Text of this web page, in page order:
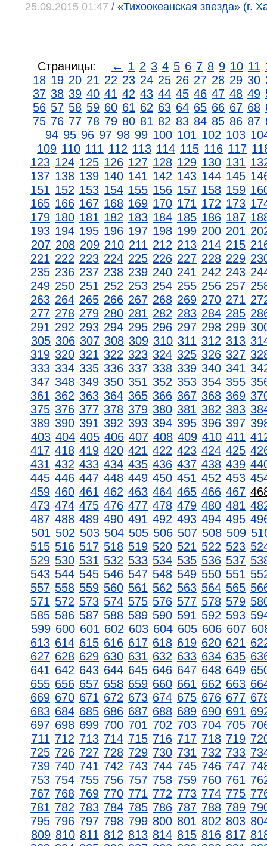
25.09.2015 01:47 / «Тихоокеанская звезда» (г.
Страницы: ← 1 2 3 4 5 6 7 8 9 10 11
18 19 20 21 22 23 24 25 26 27 28 29 30
37 38 39 40 41 42 43 44 45 46 47 48 49
56 57 58 59 60 61 62 63 64 65 66 67 68
75 76 77 78 79 80 81 82 83 84 85 86 87
94 95 96 97 98 99 100 101 102 103
109 110 111 112 113 114 115 116 117
123 124 125 126 127 128 129 130 131
137 138 139 140 141 142 143 144 145
151 152 153 154 155 156 157 158 159
165 166 167 168 169 170 171 172 173
179 180 181 182 183 184 185 186 187
193 194 195 196 197 198 199 200 201
207 208 209 210 211 212 213 214 215
221 222 223 224 225 226 227 228 229
235 236 237 238 239 240 241 242 243
249 250 251 252 253 254 255 256 257
263 264 265 266 267 268 269 270 271
277 278 279 280 281 282 283 284 285
291 292 293 294 295 296 297 298 299
305 306 307 308 309 310 311 312 313
319 320 321 322 323 324 325 326 327
333 334 335 336 337 338 339 340 341
347 348 349 350 351 352 353 354 355
361 362 363 364 365 366 367 368 369
375 376 377 378 379 380 381 382 383
389 390 391 392 393 394 395 396 397
403 404 405 406 407 408 409 410 411
417 418 419 420 421 422 423 424 425
431 432 433 434 435 436 437 438 439
445 446 447 448 449 450 451 452 453
459 460 461 462 463 464 465 466 467
473 474 475 476 477 478 479 480 481
487 488 489 490 491 492 493 494 495
501 502 503 504 505 506 507 508 509
515 516 517 518 519 520 521 522 523
529 530 531 532 533 534 535 536 537
543 544 545 546 547 548 549 550 551
557 558 559 560 561 562 563 564 565
571 572 573 574 575 576 577 578 579
585 586 587 588 589 590 591 592 593
599 600 601 602 603 604 605 606 607
613 614 615 616 617 618 619 620 621
627 628 629 630 631 632 633 634 635
641 642 643 644 645 646 647 648 649
655 656 657 658 659 660 661 662 663
669 670 671 672 673 674 675 676 677
683 684 685 686 687 688 689 690 691
697 698 699 700 701 702 703 704 705
711 712 713 714 715 716 717 718 719
725 726 727 728 729 730 731 732 733
739 740 741 742 743 744 745 746 747
753 754 755 756 757 758 759 760 761
767 768 769 770 771 772 773 774 775
781 782 783 784 785 786 787 788 789
795 796 797 798 799 800 801 802 803
809 810 811 812 813 814 815 816 817